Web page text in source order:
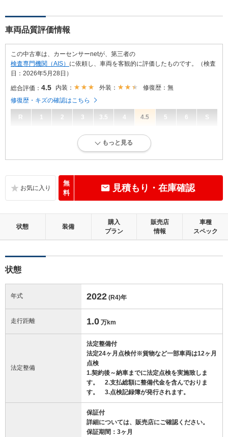
車両品質評価情報
この中古車は、カーセンサーnetが、第三者の
検査専門機関（AIS） に依頼し、車両を客観的に評価したものです。（検査
日：2026年5月28日）
総合評価： 4.5 内装： 外装：
修復歴：無
修復歴・キズの確認はこちら
R 1 2 3 3.5 4 4.5 5 6 S
内外装に目立たない軽微なキズ、ヘコミが少し認められますが、良好な
無キズ、もしくは傷みや汚れなどがほぼない、とても綺麗な状態です。
外装：
キズ、ヘコミなどが少なく、あっても目立たない、良好な状態です。
もっと見る
無
料
見積もり・在庫確認
状態 装備
購入
プラン
販売店
情報
車種
スペック
状態
年式 2022 (R4)年
走行距離 1.0 万km
法定整備
法定整備付
法定24ヶ月点検付※貨物など一部車両は12ヶ月
点検
1.契約後～納車までに法定点検を実施致しま
す。 2.支払総額に整備代金を含んでおりま
す。 3.点検記録簿が発行されます。
保証付
詳細については、販売店にご確認ください。
保証期間：3ヶ月